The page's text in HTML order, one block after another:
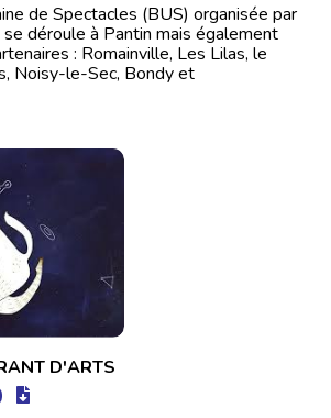
de Spectacles (BUS) organisée par
déroule à Pantin mais également
: Romainville, Les Lilas, le
Noisy-le-Sec, Bondy et
D'ARTS